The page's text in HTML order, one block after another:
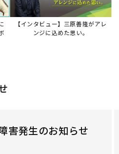
【インタビュー】三原善隆がアレ
ンジに込めた思い。
害発生のお知らせ